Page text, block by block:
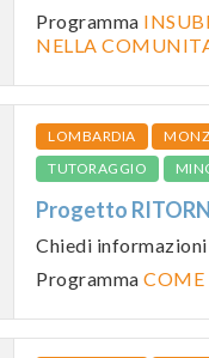
Programma
NELLA
LOMBARDIA
TUTORAGGIO
Progetto
Chiedi informazioni
Programma COME